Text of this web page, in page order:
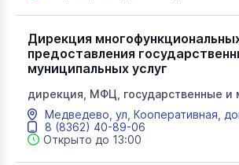
Дирекция
предоставления
муниципальных услуг
дирекция, МФЦ, государственные и
услуги, мои документы, МФЦ
Медведево, ул, Кооперативная,
8 (8362) 40-89-06
Открыто до 13:00